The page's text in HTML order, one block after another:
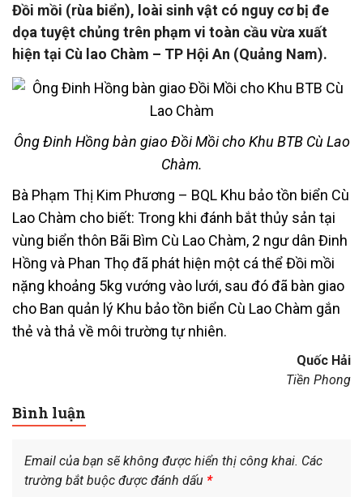
Đồi mồi (rùa biển), loài sinh vật có nguy cơ bị đe
dọa tuyệt chủng trên phạm vi toàn cầu vừa xuất
hiện tại Cù lao Chàm – TP Hội An (Quảng Nam).
Ông Đinh Hồng bàn giao Đồi Mồi cho Khu BTB Cù Lao
Chàm.
Bà Phạm Thị Kim Phương – BQL Khu bảo tồn biển Cù
Lao Chàm cho biết: Trong khi đánh bắt thủy sản tại
vùng biển thôn Bãi Bìm Cù Lao Chàm, 2 ngư dân Đinh
Hồng và Phan Thọ đã phát hiện một cá thể Đồi mồi
nặng khoảng 5kg vướng vào lưới, sau đó đã bàn giao
cho Ban quản lý Khu bảo tồn biển Cù Lao Chàm gắn
thẻ và thả về môi trường tự nhiên.
Quốc Hải
Tiền Phong
Bình luận
Email của bạn sẽ không được hiển thị công khai. Các
trường bắt buộc được đánh dấu *